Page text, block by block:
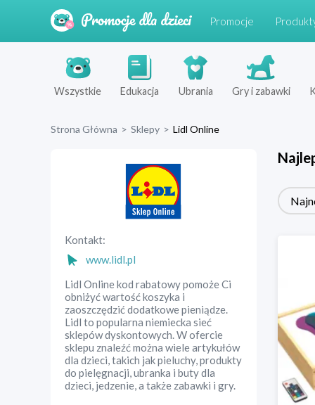
Promocje
Wszystkie Edukacja Ubrania Gry i zabawki
Strona Główna > Sklepy > Lidl Online
Kontakt:
www.lidl.pl
Lidl Online kod rabatowy pomoże Ci
obniżyć wartość koszyka i
zaoszczędzić dodatkowe pieniądze.
Lidl to popularna niemiecka sieć
sklepów dyskontowych. W ofercie
sklepu znaleźć można wiele artykułów
dla dzieci, takich jak pieluchy, produkty
do pielęgnacji, ubranka i buty dla
dzieci, jedzenie, a także zabawki i gry.